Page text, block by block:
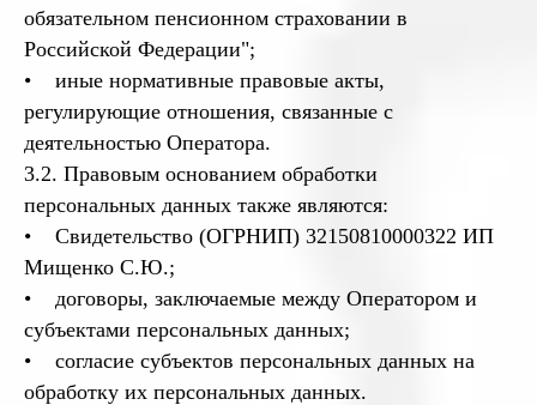
обязательном пенсионном страховании в
Российской Федерации";
• иные нормативные правовые акты,
регулирующие отношения, связанные с
деятельностью Оператора.
3.2. Правовым основанием обработки
персональных данных также являются:
• Свидетельство (ОГРНИП) 32150810000322 ИП
Мищенко С.Ю.;
• договоры, заключаемые между Оператором и
субъектами персональных данных;
• согласие субъектов персональных данных на
обработку их персональных данных.